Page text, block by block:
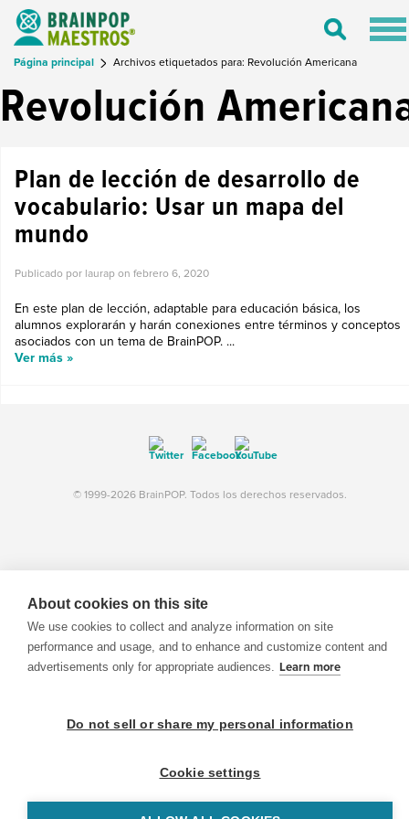
Toggle
Página principal Archivos etiquetados para: Revolución Americana
Revolución
Plan de lección de desarrollo de
vocabulario: Usar un mapa del
mundo
Publicado por laurap on febrero 6, 2020
En este plan de lección, adaptable para educación básica, los
alumnos explorarán y harán conexiones entre términos y conceptos
asociados con un tema de BrainPOP. ...
Ver más »
© 1999-2026 BrainPOP. Todos los derechos reservados.
About cookies on this site
We use cookies to collect and analyze information on site
performance and usage, and to enhance and customize content and
advertisements only for appropriate audiences. Learn more
Do not sell or share my personal information
Cookie settings